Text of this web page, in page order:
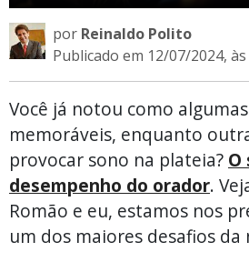
por Reinaldo Polito
Publicado em 12/07/2024,
Você já notou como
memoráveis, enquanto
provocar sono na plateia? O
desempenho do orador.
Romão e eu, estamos nos
um dos maiores desafios da